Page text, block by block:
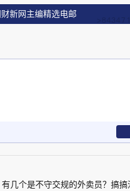
的替代方案。棉套不让
，骑电瓶车非常冷，如
制。
果，你还得对这个后果
新网主编精选电邮
几个是不守交规的外卖员？搞搞